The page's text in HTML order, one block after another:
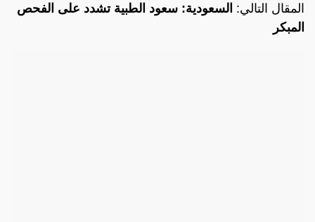
المقال التالي: السعودية: سعود الطبية تشدد على الفحص
المبكر